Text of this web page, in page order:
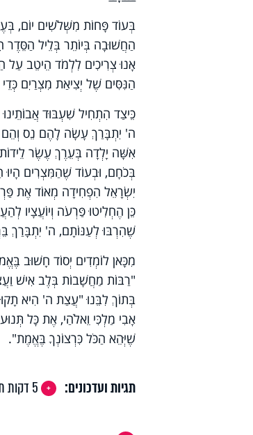
בְּעוֹד פָּחוֹת מִשְּׁלֹשִׁים יוֹם,
הַחֲשׁוּבָה בְּיוֹתֵר בְּלֵיל הַסֵּדֶר
אָנוּ צְרִיכִים לִלְמֹד הֵיטֵב עַל
הַנִּסִּים שֶׁל יְצִיאַת מִצְרַיִם
כֵּיצַד הִתְחִיל שִׁעְבּוּד
ה' יִתְבָּרַךְ עָשָׂה לָהֶם נֵס וְהֵם
בְּכֹחָם, וּבְעוֹד שֶׁהַמִּצְרִים הָיוּ
יִשְׂרָאֵל הִפְחִידָה מְאוֹד אֶת
כֵּן הֶחְלִיטוּ פַּרְעֹה וְיוֹעֲצָיו
שֶׁהִרְבּוּ לְעַנּוֹתָם, ה' יִתְבָּרַךְ
מִכָּאן לוֹמְדִים יְסוֹד חָשׁוּב
"רַבּוֹת מַחֲשָׁבוֹת בְּלֶב אִישׁ
בְּתוֹךְ לִבֵּנוּ "עֲצַת ה' הִיא
אָבִי מַלְכִּי וֵאלֹהַי, אֶת כָּל
שֶׁיְּהֵא הַכֹּל כִּרְצוֹנְךָ בֶּאֱמֶת".
תגיות ועדכונים: 5 דקות תורה ביום